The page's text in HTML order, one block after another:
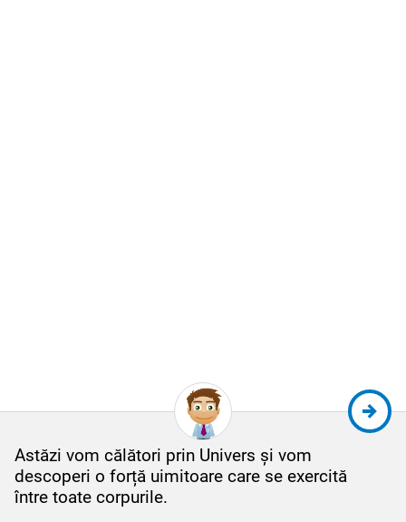
Astăzi vom călători prin Univers și vom
descoperi o forță uimitoare care se exercită
între toate corpurile.